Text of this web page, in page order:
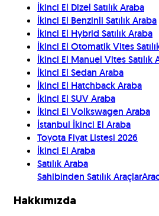
İkinci El Dizel Satılık Araba
İkinci El Benzinli Satılık Araba
İkinci El Hybrid Satılık Araba
İkinci El Otomatik Vites
İkinci El Manuel Vites Satılık
İkinci El Sedan Araba
İkinci El Hatchback Araba
İkinci El SUV Araba
İkinci El Volkswagen Araba
İstanbul İkinci El Araba
Toyota Fiyat Listesi 2026
İkinci El Araba
Satılık Araba
Sahibinden Satılık Araçlar
Hakkımızda